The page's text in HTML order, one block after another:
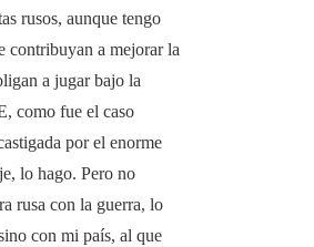
rusos, aunque tengo
contribuyan a mejorar la
a jugar bajo la
como fue el caso
por el enorme
lo hago. Pero no
rusa con la guerra, lo
con mi país, al que